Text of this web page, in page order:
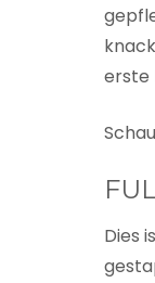
erste
Dies